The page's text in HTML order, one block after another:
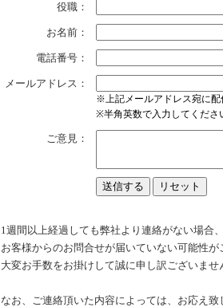
役職：
お名前：
電話番号：
メールアドレス：
※上記メールアドレス宛に配
※半角英数で入力してくださ
ご意見：
1週間以上経過しても弊社より連絡がない場合
お客様からのお問合せが届いていない可能性が
大変お手数をお掛けして誠に申し訳ございま
なお、ご連絡頂いた内容によっては、お応え